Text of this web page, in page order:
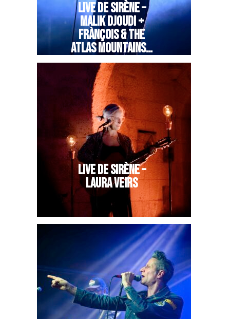
LIVE DE SIRÈNE –
MALIK DJOUDI +
FRÀNÇOIS & THE
ATLAS MOUNTAINS…
LIVE DE SIRÈNE –
LAURA VEIRS